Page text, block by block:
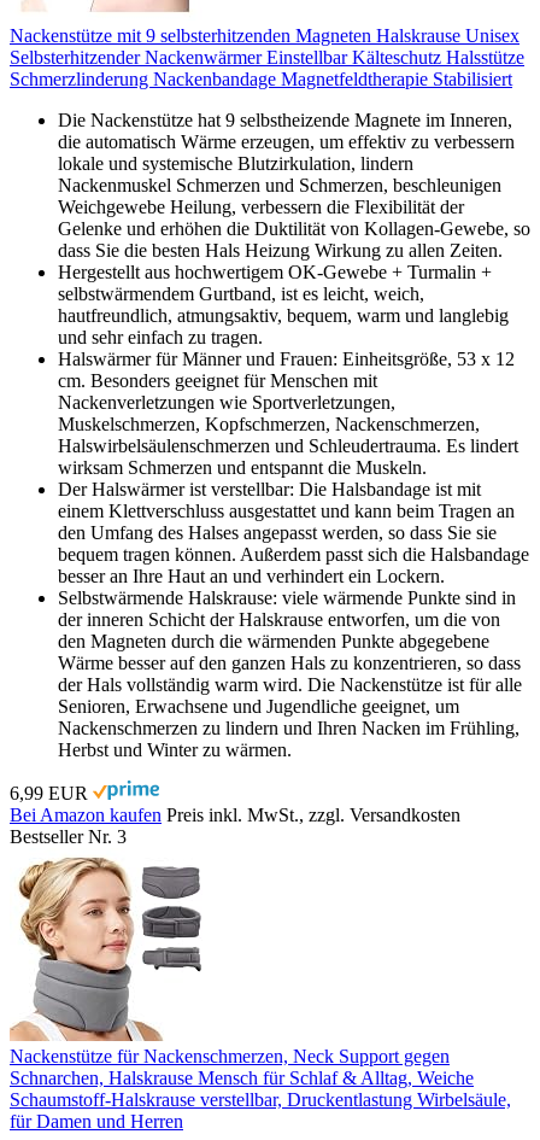
Nackenstütze mit 9 selbsterhitzenden Magneten Halskrause Unisex
Selbsterhitzender Nackenwärmer Einstellbar Kälteschutz Halsstütze
Schmerzlinderung Nackenbandage Magnetfeldtherapie Stabilisiert
Die Nackenstütze hat 9 selbstheizende Magnete im Inneren,
die automatisch Wärme erzeugen, um effektiv zu verbessern
lokale und systemische Blutzirkulation, lindern
Nackenmuskel Schmerzen und Schmerzen, beschleunigen
Weichgewebe Heilung, verbessern die Flexibilität der
Gelenke und erhöhen die Duktilität von Kollagen-Gewebe, so
dass Sie die besten Hals Heizung Wirkung zu allen Zeiten.
Hergestellt aus hochwertigem OK-Gewebe + Turmalin +
selbstwärmendem Gurtband, ist es leicht, weich,
hautfreundlich, atmungsaktiv, bequem, warm und langlebig
und sehr einfach zu tragen.
Halswärmer für Männer und Frauen: Einheitsgröße, 53 x 12
cm. Besonders geeignet für Menschen mit
Nackenverletzungen wie Sportverletzungen,
Muskelschmerzen, Kopfschmerzen, Nackenschmerzen,
Halswirbelsäulenschmerzen und Schleudertrauma. Es lindert
wirksam Schmerzen und entspannt die Muskeln.
Der Halswärmer ist verstellbar: Die Halsbandage ist mit
einem Klettverschluss ausgestattet und kann beim Tragen an
den Umfang des Halses angepasst werden, so dass Sie sie
bequem tragen können. Außerdem passt sich die Halsbandage
besser an Ihre Haut an und verhindert ein Lockern.
Selbstwärmende Halskrause: viele wärmende Punkte sind in
der inneren Schicht der Halskrause entworfen, um die von
den Magneten durch die wärmenden Punkte abgegebene
Wärme besser auf den ganzen Hals zu konzentrieren, so dass
der Hals vollständig warm wird. Die Nackenstütze ist für alle
Senioren, Erwachsene und Jugendliche geeignet, um
Nackenschmerzen zu lindern und Ihren Nacken im Frühling,
Herbst und Winter zu wärmen.
6,99 EUR
Bei Amazon kaufen Preis inkl. MwSt., zzgl. Versandkosten
Bestseller Nr. 3
Nackenstütze für Nackenschmerzen, Neck Support gegen
Schnarchen, Halskrause Mensch für Schlaf & Alltag, Weiche
Schaumstoff-Halskrause verstellbar, Druckentlastung Wirbelsäule,
für Damen und Herren